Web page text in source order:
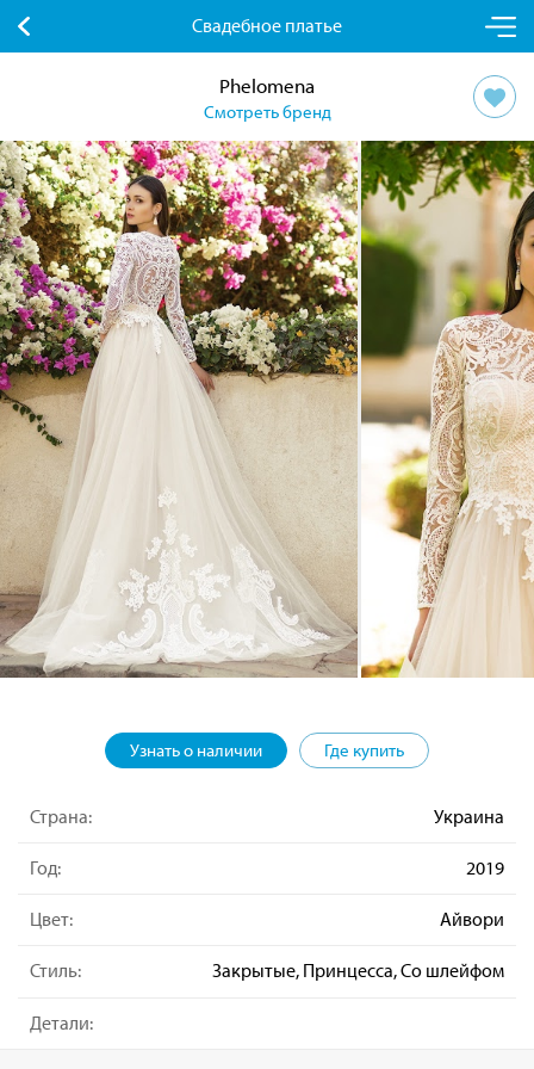
Свадебное платье
Phelomena
Смотреть бренд
Узнать о наличии Где купить
Страна: Украина
Год: 2019
Цвет: Айвори
Стиль: Закрытые, Принцесса, Со шлейфом
Детали: